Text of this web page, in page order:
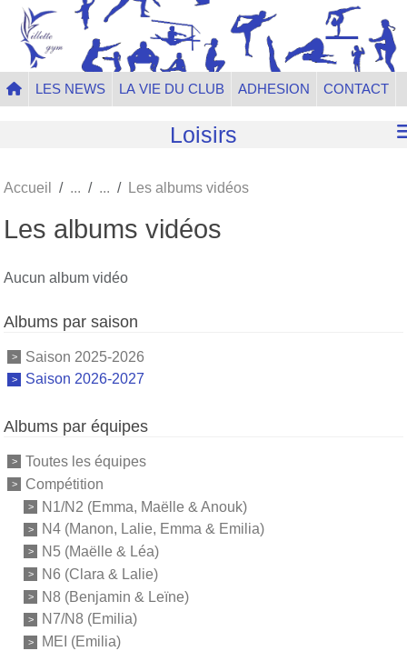
LES NEWS LA VIE DU CLUB ADHESION CONTACT
Loisirs
Accueil Les albums vidéos
Les albums vidéos
Aucun album vidéo
Albums par saison
Saison 2025-2026
Saison 2026-2027
Albums par équipes
Toutes les équipes
Compétition
N1/N2 (Emma, Maëlle & Anouk)
N4 (Manon, Lalie, Emma & Emilia)
N5 (Maëlle & Léa)
N6 (Clara & Lalie)
N8 (Benjamin & Leïne)
N7/N8 (Emilia)
MEI (Emilia)
Panneau de gestion des cookies